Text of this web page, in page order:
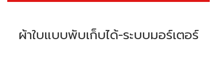
ผ้าใบแบบพับเก็บได้-ระบบมอร์เตอร์